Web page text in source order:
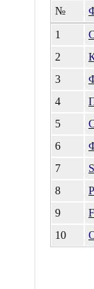
№
1
2
3
4
5
6
7
8
9
10